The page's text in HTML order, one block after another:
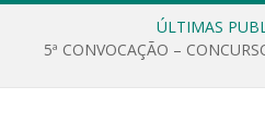
ÚLTIMAS
5ª CONVOCAÇÃO –